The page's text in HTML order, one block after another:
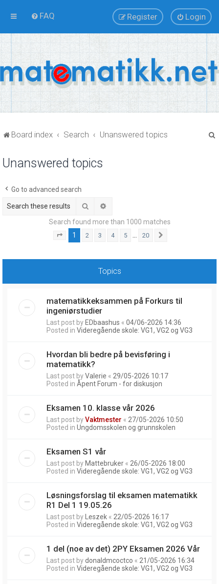
FAQ Login
Register
Board index Search Unanswered topics
Unanswered topics
Go to advanced search
Search
Search found more than 1000 matches
Page of 20
1 2 3 4 5 20
Topics
matematikkeksammen på Forkurs til
ingeniørstudier
Last post by EDbaashus « 04/06-2026 14:36
Posted in Videregående skole: VG1, VG2 og VG3
Hvordan bli bedre på bevisføring i
matematikk?
Last post byValerie « 29/05-2026 10:17
Posted in Åpent Forum - for diskusjon
Eksamen 10. klasse vår 2026
Last post byVaktmester « 27/05-2026 10:50
Posted in Ungdomsskolen og grunnskolen
Eksamen S1 vår
Last post by Mattebruker « 26/05-2026 18:00
Posted in Videregående skole: VG1, VG2 og VG3
Løsningsforslag til eksamen matematikk
R1 Del 1 19.05.26
Last post by Leszek « 22/05-2026 16:17
Posted in Videregående skole: VG1, VG2 og VG3
1 del (noe av det) 2PY Eksamen 2026 Vår
Last post bydonaldmcoctco « 21/05-2026 16:34
Posted in Videregående skole: VG1, VG2 og VG3